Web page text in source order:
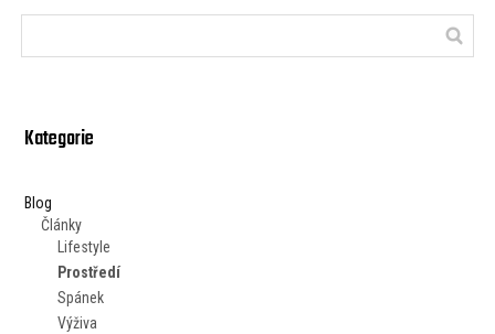
Kategorie
Blog
Články
Lifestyle
Prostředí
Spánek
Výživa